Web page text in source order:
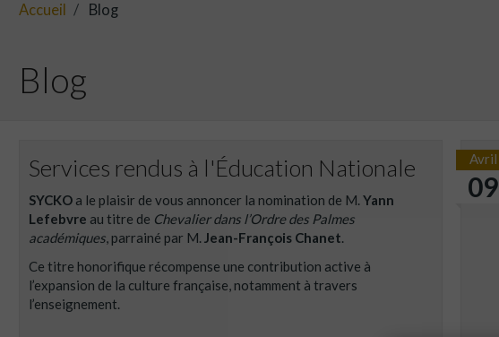
Accueil Blog
Blog
Services rendus à l'Éducation Nationale
SYCKO a le plaisir de vous annoncer la nomination de M. Yann
Lefebvre au titre de Chevalier dans l’Ordre des Palmes
académiques, parrainé par M. Jean-François Chanet.
Ce titre honorifique récompense une contribution active à
l’expansion de la culture française, notamment à travers
l’enseignement.
09
Avril